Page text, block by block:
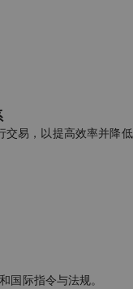
交易，以提高效率并降低
国际指令与法规。